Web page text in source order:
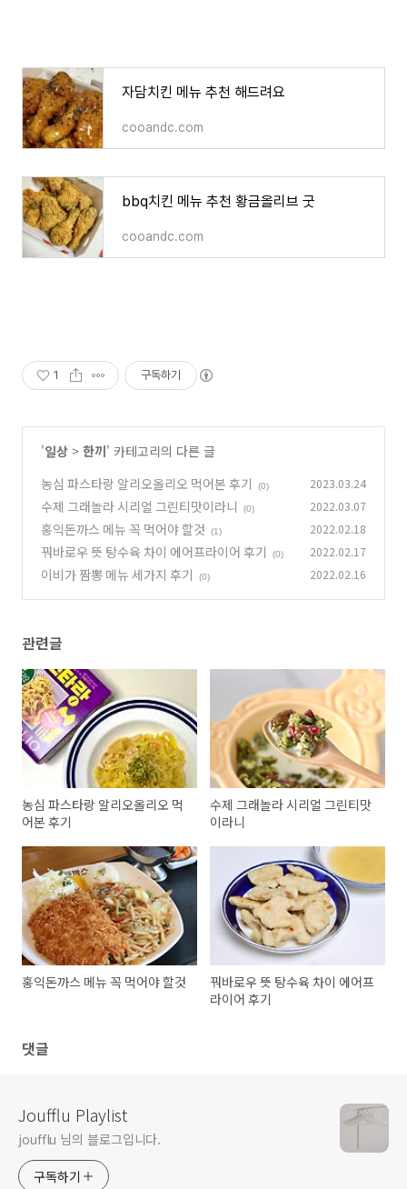
자담치킨 메뉴 추천 해드려요
cooandc.com
bbq치킨 메뉴 추천 황금올리브 굿
cooandc.com
1 구독하기
'일상 > 한끼' 카테고리의 다른 글
농심 파스타랑 알리오올리오 먹어본 후기
(0) 2023.03.24
수제 그래놀라 시리얼 그린티맛이라니 (0) 2022.03.07
홍익돈까스 메뉴 꼭 먹어야 할것 (1) 2022.02.18
꿔바로우 뜻 탕수육 차이 에어프라이어 후기 (0) 2022.02.17
이비가 짬뽕 메뉴 세가지 후기 (0) 2022.02.16
관련글
농심 파스타랑 알리오올리오 먹
어본 후기
수제 그래놀라 시리얼 그린티맛
이라니
홍익돈까스 메뉴 꼭 먹어야 할것
꿔바로우 뜻 탕수육 차이 에어프
라이어 후기
댓글
Joufflu Playlist
joufflu 님의 블로그입니다.
구독하기